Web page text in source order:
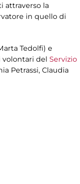
attraverso la
in quello di
Tedolfi) e
volontari del Servizio
Petrassi, Claudia